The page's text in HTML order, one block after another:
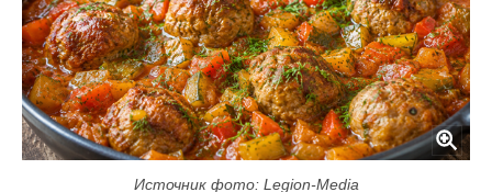
Источник фото: Legion-Media